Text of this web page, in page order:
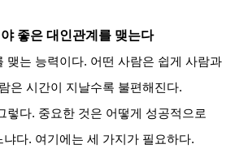
좋은 대인관계를 맺는다
맺는 능력이다. 어떤 사람은 쉽게 사람과
은 시간이 지날수록 불편해진다.
렇다. 중요한 것은 어떻게 성공적으로
냐다. 여기에는 세 가지가 필요하다.